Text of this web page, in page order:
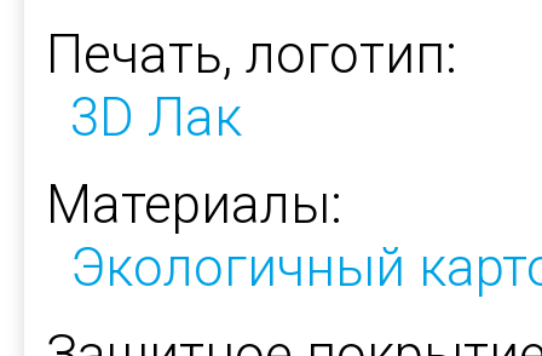
Печать, логотип:
3D Лак
Материалы:
Экологичный